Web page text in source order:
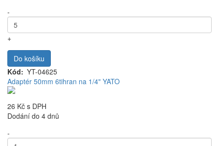
-
+
Do košíku
Kód
YT-04625
Adaptér 50mm 6tihran na 1/4" YATO
26 Kč s DPH
Dodání do 4 dnů
-